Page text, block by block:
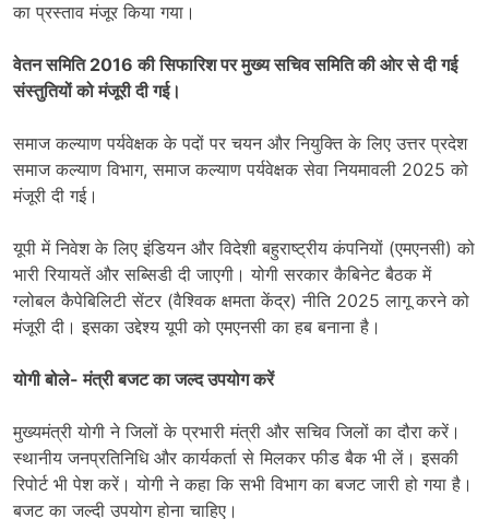
का प्रस्ताव मंजूर किया गया।
वेतन समिति 2016 की सिफारिश पर मुख्य सचिव समिति की ओर से दी गई
संस्तुतियों को मंजूरी दी गई।
समाज कल्याण पर्यवेक्षक के पदों पर चयन और नियुक्ति के लिए उत्तर प्रदेश
समाज कल्याण विभाग, समाज कल्याण पर्यवेक्षक सेवा नियमावली 2025 को
मंजूरी दी गई।
यूपी में निवेश के लिए इंडियन और विदेशी बहुराष्ट्रीय कंपनियों (एमएनसी) को
भारी रियायतें और सब्सिडी दी जाएगी। योगी सरकार कैबिनेट बैठक में
ग्लोबल कैपेबिलिटी सेंटर (वैश्विक क्षमता केंद्र) नीति 2025 लागू करने को
मंजूरी दी। इसका उद्देश्य यूपी को एमएनसी का हब बनाना है।
योगी बोले- मंत्री बजट का जल्द उपयोग करें
मुख्यमंत्री योगी ने जिलों के प्रभारी मंत्री और सचिव जिलों का दौरा करें।
स्थानीय जनप्रतिनिधि और कार्यकर्ता से मिलकर फीड बैक भी लें। इसकी
रिपोर्ट भी पेश करें। योगी ने कहा कि सभी विभाग का बजट जारी हो गया है।
बजट का जल्दी उपयोग होना चाहिए।